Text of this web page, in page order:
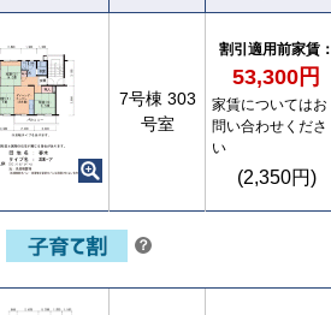
7号棟 303
号室
割引適用前家賃：
53,300円
家賃についてはお
問い合わせくださ
い
(2,350円)
？
ン
【ご入居要件あり】子育て世帯や新婚世帯
の方限定
こちら